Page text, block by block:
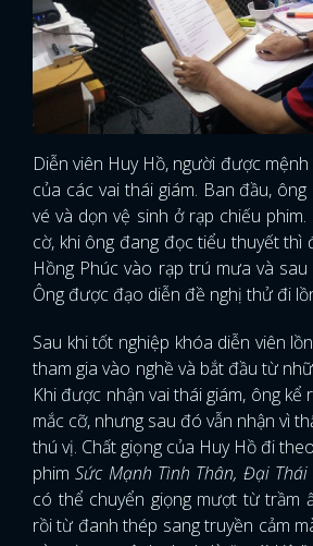
Diễn viên Huy Hồ, người được mệnh
của các vai thái giám. Ban đầu,
vé và dọn vệ sinh ở rạp chiếu
cờ, khi ông đang đọc tiểu thuyết thì
Hồng Phúc vào rạp trú mưa và
Ông được đạo diễn đề nghị thử đi
Sau khi tốt nghiệp khóa diễn viên
tham gia vào nghề và bắt đầu từ
Khi được nhận vai thái giám, ông kể
mắc cỡ, nhưng sau đó vẫn nhận vì
thú vị. Chất giọng của Huy Hồ đi
phimSức Mạnh Tình Thân, Đại
có thể chuyển giọng mượt từ trầm
rồi từ đanh thép sang truyền cảm